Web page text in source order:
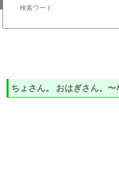
ちょさん。 おはぎさん。